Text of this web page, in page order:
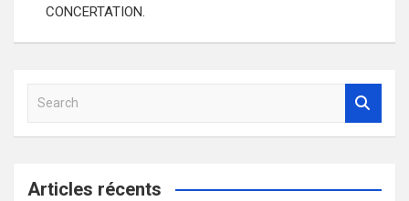
CONCERTATION.
a
c
Articles récents